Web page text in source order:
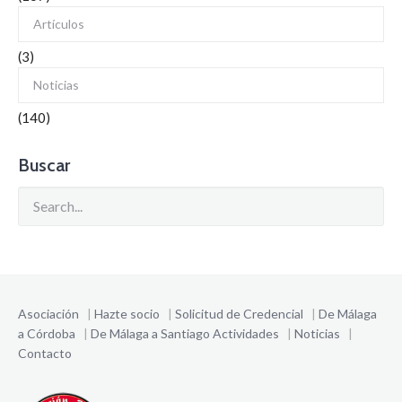
Artículos
(3)
Noticias
(140)
Buscar
Asociación | Hazte socio | Solicitud de Credencial | De Málaga
a Córdoba | De Málaga a Santiago Actividades | Noticias |
Contacto